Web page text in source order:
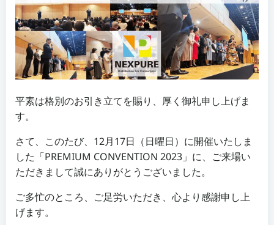
平素は格別のお引き立てを賜り、厚く御礼申し上げま
す。
さて、このたび、12月17日（日曜日）に開催いたしま
した「PREMIUM CONVENTION 2023」に、ご来場い
ただきまして誠にありがとうございました。
ご多忙のところ、ご足労いただき、心より感謝申し上
げます。